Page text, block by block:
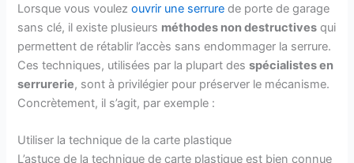
Lorsque vous voulezouvrir une serrure de porte de garage
sans clé, il existe plusieurs méthodes non destructives qui
permettent de rétablir l’accès sans endommager la serrure.
Ces techniques, utilisées par la plupart desspécialistes en
serrurerie, sont à privilégier pour préserver le mécanisme.
Concrètement, il s’agit, par exemple :
Utiliser la technique de la carte plastique
L’astuce de la technique de carte plastique est bien connue